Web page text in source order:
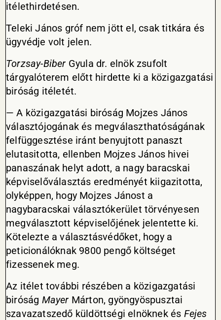
itélethirdetésen.
Teleki János gróf nem jött el, csak titkára és
ügyvédje volt jelen.
Torzsay-Biber Gyula dr. elnök zsufolt
tárgyalóterem előtt hirdette ki a közigazgatási
biróság itéletét.
— A közigazgatási biróság Mojzes János
választójogának és megválaszthatóságának
felfüggesztése iránt benyujtott panaszt
elutasitotta, ellenben Mojzes János hivei
panaszának helyt adott, a nagy baracskai
képviselőválasztás eredményét kiigazitotta,
olyképpen, hogy Mojzes Jánost a
nagybaracskai választókerület törvényesen
megválasztott képviselőjének jelentette ki.
Kötelezte a választásvédőket, hogy a
peticionálóknak 9800 pengő költséget
fizessenek meg.
Az itélet további részében a közigazgatási
biróság Mayer Márton, gyöngyöspusztai
szavazatszedő küldöttségi elnöknek és Fejes